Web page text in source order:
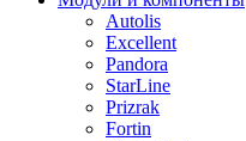
Autolis
Excellent
Pandora
StarLine
Prizrak
Fortin